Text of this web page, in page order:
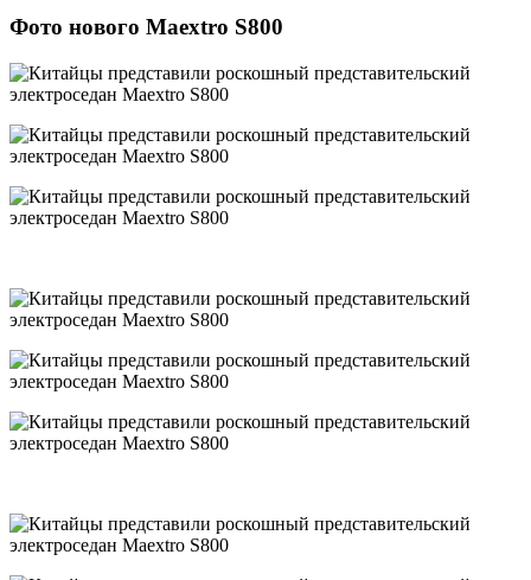
Фото нового Maextro S800